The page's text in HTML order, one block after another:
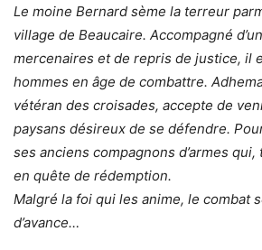
Le moine Bernard sème la terreur
village de Beaucaire. Accompagné
mercenaires et de repris de justice, il
hommes en âge de combattre.
vétéran des croisades, accepte de
paysans désireux de se défendre.
ses anciens compagnons d’armes
en quête de rédemption.
Malgré la foi qui les anime, le combat
d’avance…